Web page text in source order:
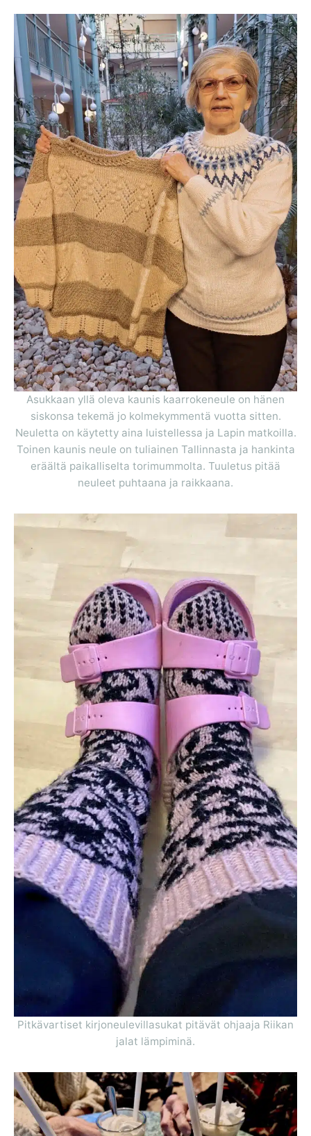
Asukkaan yllä oleva kaunis kaarrokeneule on hänen
siskonsa tekemä jo kolmekymmentä vuotta sitten.
Neuletta on käytetty aina luistellessa ja Lapin matkoilla.
Toinen kaunis neule on tuliainen Tallinnasta ja hankinta
eräältä paikalliselta torimummolta. Tuuletus pitää
neuleet puhtaana ja raikkaana.
Pitkävartiset kirjoneulevillasukat pitävät ohjaaja Riikan
jalat lämpiminä.